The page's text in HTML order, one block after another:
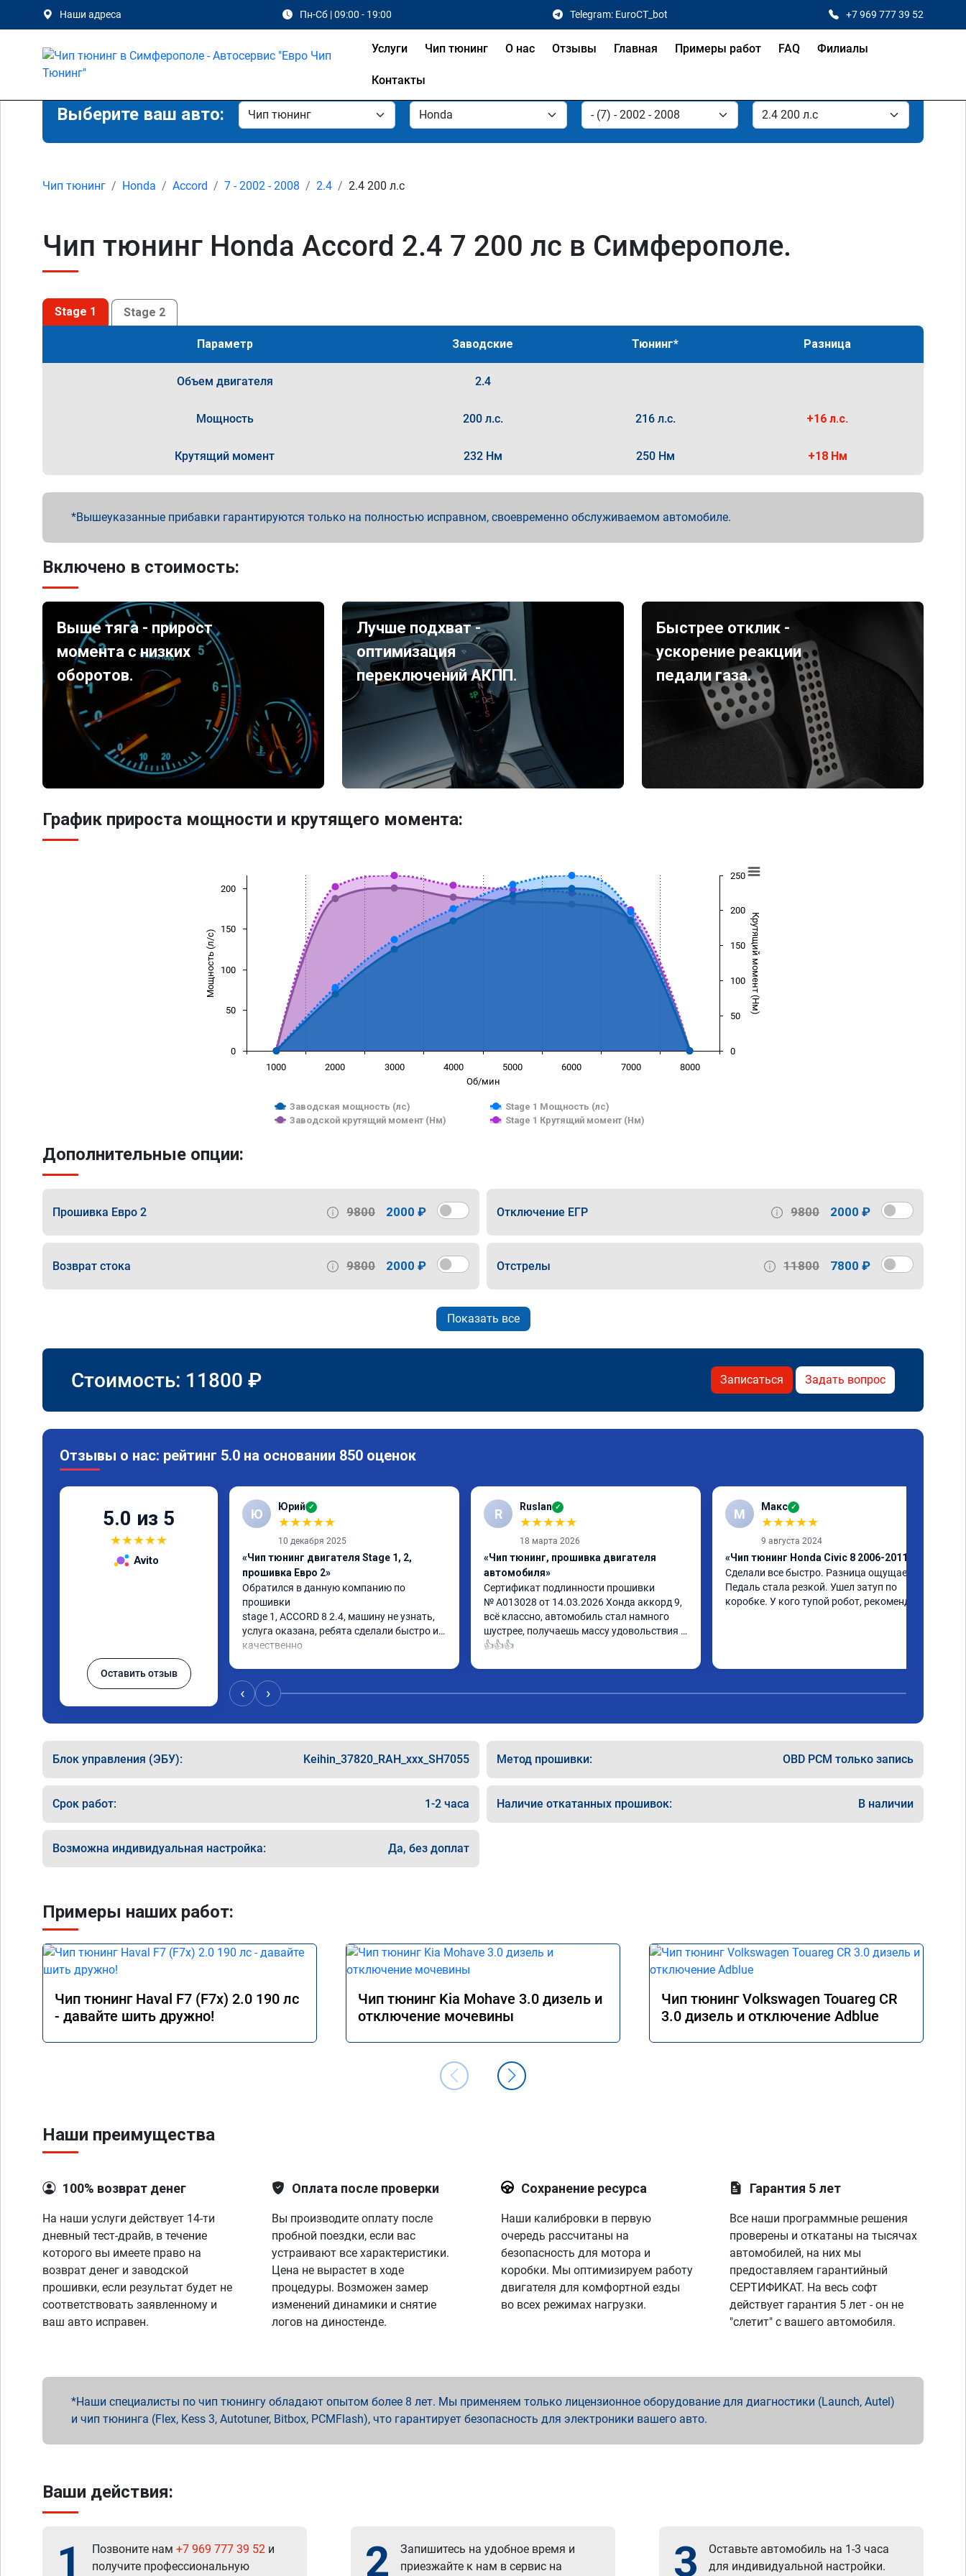
Наши адреса Пн-Сб | 09:00 - 19:00 Telegram: EuroCT_bot +7 969 777 39 52
Услуги Чип тюнинг О нас Отзывы Главная Примеры работ FAQ Филиалы
Контакты
Выберите ваш авто:
Чип тюнинг Honda Accord 7 - 2002 - 2008 2.4 2.4 200 л.с
Чип тюнинг Honda Accord 2.4 7 200 лс в Симферополе.
Stage 1 Stage 2
Параметр Заводские Тюнинг* Разница
Объем двигателя 2.4
Мощность 200 л.с. 216 л.с. +16 л.с.
Крутящий момент 232 Нм 250 Нм +18 Нм
Вышеуказанные прибавки гарантируются только на полностью исправном, своевременно обслуживаемом автомобиле.
Включено в стоимость:
Выше тяга - прирост
момента с низких
оборотов.
Лучше подхват -
оптимизация
переключений АКПП.
Быстрее отклик -
ускорение реакции
педали газа.
График прироста мощности и крутящего момента:
Об/мин
Мощность (л/с) Крутящий момент (Нм)
Заводская мощность (лс)
Stage 1 Мощность (лс)
Заводской крутящий момент (Нм)
Stage 1 Крутящий момент (Нм)
1000 2000 3000 4000 5000 6000 7000 8000
0
50
100
150
200
0
50
100
150
200
250
Дополнительные опции:
Прошивка Евро 2 9800 2000 ₽ Отключение ЕГР 9800 2000 ₽
Возврат стока 9800 2000 ₽ Отстрелы 11800 7800 ₽
Показать все
Стоимость: 11800 ₽ Записаться Задать вопрос
Отзывы о нас: рейтинг 5.0 на основании 850 оценок
5.0 из 5
★★★★★
Avito
Оставить отзыв
Ю Юрий ✓
★★★★★
10 декабря 2025
«Чип тюнинг двигателя Stage 1, 2,
прошивка Евро 2»
Обратился в данную компанию по
прошивки
stage 1, ACCORD 8 2.4, машину не узнать,
услуга оказана, ребята сделали быстро и
качественно
R Ruslan ✓
★★★★★
18 марта 2026
«Чип тюнинг, прошивка двигателя
автомобиля»
Сертификат подлинности прошивки
№ A013028 от 14.03.2026 Хонда аккорд 9,
всё классно, автомобиль стал намного
шустрее, получаешь массу удовольствия
👍👍👍
М Макс ✓
★★★★★
9 августа 2024
«Чип тюнинг Honda Civic 8 2006-2011»
Сделали все быстро. Разница ощущается.
Педаль стала резкой. Ушел затуп по
коробке. У кого тупой робот, рекомендую.
‹ ›
Блок управления (ЭБУ): Keihin_37820_RAH_xxx_SH7055 Метод прошивки: OBD PCM только запись
Срок работ: 1-2 часа Наличие откатанных прошивок: В наличии
Возможна индивидуальная настройка: Да, без доплат
Примеры наших работ:
Чип тюнинг Haval F7 (F7x) 2.0 190 лс
- давайте шить дружно!
Чип тюнинг Kia Mohave 3.0 дизель и
отключение мочевины
Чип тюнинг Volkswagen Touareg CR
3.0 дизель и отключение Adblue
Наши преимущества
100% возврат денег
На наши услуги действует 14-ти
дневный тест-драйв, в течение
которого вы имеете право на
возврат денег и заводской
прошивки, если результат будет не
соответствовать заявленному и
ваш авто исправен.
Оплата после проверки
Вы производите оплату после
пробной поездки, если вас
устраивают все характеристики.
Цена не вырастет в ходе
процедуры. Возможен замер
изменений динамики и снятие
логов на диностенде.
Сохранение ресурса
Наши калибровки в первую
очередь рассчитаны на
безопасность для мотора и
коробки. Мы оптимизируем работу
двигателя для комфортной езды
во всех режимах нагрузки.
Гарантия 5 лет
Все наши программные решения
проверены и откатаны на тысячах
автомобилей, на них мы
предоставляем гарантийный
СЕРТИФИКАТ. На весь софт
действует гарантия 5 лет - он не
"слетит" с вашего автомобиля.
Наши специалисты по чип тюнингу обладают опытом более 8 лет. Мы применяем только лицензионное оборудование для диагностики (Launch, Autel)
и чип тюнинга (Flex, Kess 3, Autotuner, Bitbox, PCMFlash), что гарантирует безопасность для электроники вашего авто.
Ваши действия:
1 Позвоните нам +7 969 777 39 52 и
получите профессиональную
2
Запишитесь на удобное время и
приезжайте к нам в сервис на
3
Оставьте автомобиль на 1-3 часа
для индивидуальной настройки.